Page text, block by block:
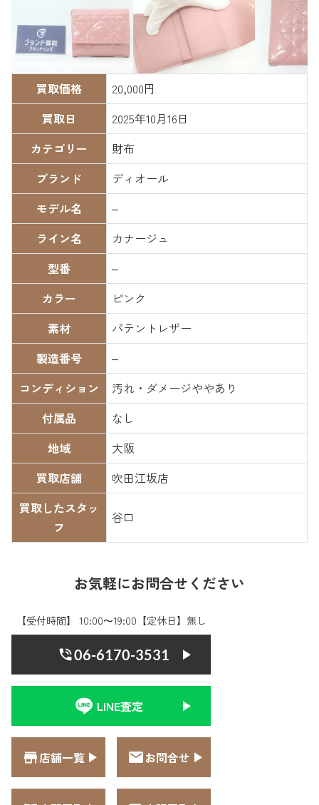
買取価格
20,000円
買取日
2025年10月16日
カテゴリー
財布
ブランド
ディオール
モデル名
–
ライン名
カナージュ
型番
–
カラー
ピンク
素材
パテントレザー
製造番号
–
コンディション
汚れ・ダメージややあり
付属品
なし
地域
大阪
買取店舗
吹田江坂店
買取したスタッ
フ
谷口
お気軽にお問合せください
【受付時間】 10:00〜19:00【定休日】無し
06-6170-3531
LINE査定
店舗一覧 お問合せ